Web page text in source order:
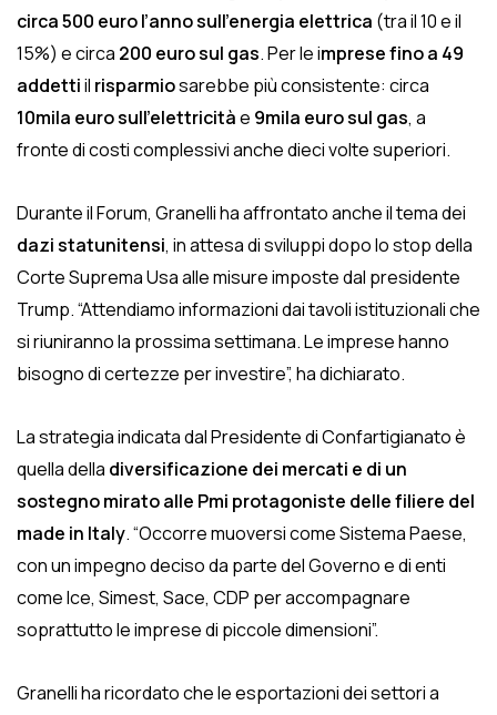
circa 500 euro l’anno sull’energia elettrica (tra il 10 e il
15%) e circa 200 euro sul gas. Per le imprese fino a 49
addettiil risparmiosarebbe più consistente: circa
10mila euro sull’elettricitàe 9mila euro sul gas, a
fronte di costi complessivi anche dieci volte superiori.
Durante il Forum, Granelli ha affrontato anche il tema dei
dazi statunitensi, in attesa di sviluppi dopo lo stop della
Corte Suprema Usa alle misure imposte dal presidente
Trump. “Attendiamo informazioni dai tavoli istituzionali che
si riuniranno la prossima settimana. Le imprese hanno
bisogno di certezze per investire”, ha dichiarato.
La strategia indicata dal Presidente di Confartigianato è
quella della diversificazione dei mercati e di un
sostegno mirato alle Pmi protagoniste delle filiere del
made in Italy. “Occorre muoversi come Sistema Paese,
con un impegno deciso da parte del Governo e di enti
come Ice, Simest, Sace, CDP per accompagnare
soprattutto le imprese di piccole dimensioni”.
Granelli ha ricordato che le esportazioni dei settori a